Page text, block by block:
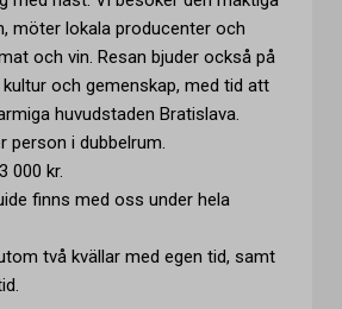
möter lokala producenter och
och vin. Resan bjuder också på
kultur och gemenskap, med tid att
huvudstaden Bratislava.
person i dubbelrum.
000 kr.
finns med oss under hela
två kvällar med egen tid, samt